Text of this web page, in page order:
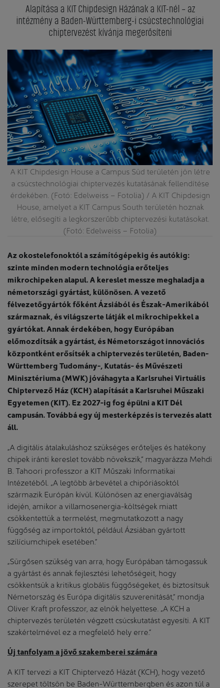
Alapítása a KIT Chipdesign Házának a KIT-nél – az
intézmény a Baden-Württemberg-i csúcstechnológiai
chiptervezést kívánja megerősíteni
A KIT Chipdesign House a Campus Süd területén jön létre
a csúcstechnológiai chiptervezés kutatásának fellendítése
érdekében. (Fotó: Edelweiss – Fotolia) / A KIT Chipdesign
House, amelyet a KIT Campus South területén hoznak
létre, elősegíti a legkorszerűbb chiptervezési kutatásokat.
(Fotó: Edelweiss – Fotolia)
Az okostelefonoktól a számítógépekig és autókig:
szinte minden modern technológia erőteljes
mikrochipeken alapul. A kereslet messze meghaladja a
németországi gyártást, különösen. A vezető
félvezetőgyártók főként Ázsiából és Észak-Amerikából
származnak, és világszerte látják el mikrochipekkel a
gyártókat. Annak érdekében, hogy Európában
előmozdítsák a gyártást, és Németországot innovációs
központként erősítsék a chiptervezés területén, Baden-
Württemberg Tudomány-, Kutatás- és Művészeti
Minisztériuma (MWK) jóváhagyta a Karlsruhei Virtuális
Chiptervező Ház (KCH) alapítását a Karlsruhei Műszaki
Egyetemen (KIT). Ez 2027-ig fog épülni a KIT Dél
campusán. Továbbá egy új mesterképzés is tervezés alatt
áll.
„A digitális átalakuláshoz szükséges erőteljes és hatékony
chipek iránti kereslet tovább növekszik,” magyarázza Mehdi
B. Tahoori professzor a KIT Műszaki Informatikai
Intézetéből. „A legtöbb árbevétel a chipóriásoktól
származik Európán kívül. Különösen az energiaválság
idején, amikor a villamosenergia-költségek miatt
csökkentettük a termelést, megmutatkozott a nagy
függőség az importoktól, például Ázsiában gyártott
szilíciumchipek esetében.”
„Sürgősen szükség van arra, hogy Európában támogassuk
a gyártást és annak fejlesztési lehetőségeit, hogy
csökkentsük a kritikus globális függőségeket, és biztosítsuk
Németország és Európa digitális szuverenitását,” mondja
Oliver Kraft professzor, az elnök helyettese. „A KCH a
chiptervezés területén végzett csúcskutatást egyesíti. A KIT
szakértelmével ez a megfelelő hely erre.”
Új tanfolyam a jövő szakemberei számára
A KIT tervezi a KIT Chiptervező Házát (KCH), hogy vezető
szerepet töltsön be Baden-Württembergben és azon túl a